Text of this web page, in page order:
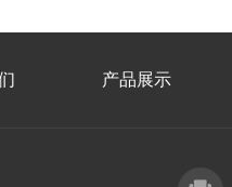
产品展示